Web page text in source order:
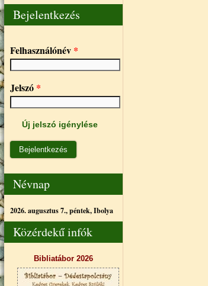
Bejelentkezés
Felhasználónév *
Jelszó *
Új jelszó igénylése
Névnap
2026. augusztus 7., péntek,Ibolya
Közérdekű infók
Bibliatábor 2026